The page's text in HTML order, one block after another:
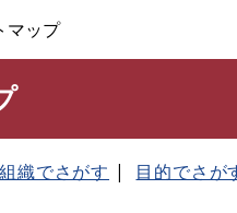
マップ
組織でさがす 目的でさが